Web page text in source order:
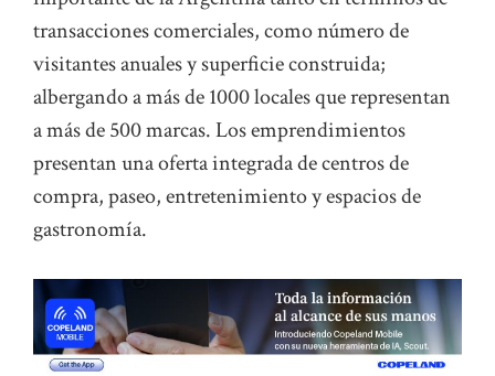
transacciones comerciales, como número de
visitantes anuales y superficie construida;
albergando a más de 1000 locales que representan
a más de 500 marcas. Los emprendimientos
presentan una oferta integrada de centros de
compra, paseo, entretenimiento y espacios de
gastronomía.